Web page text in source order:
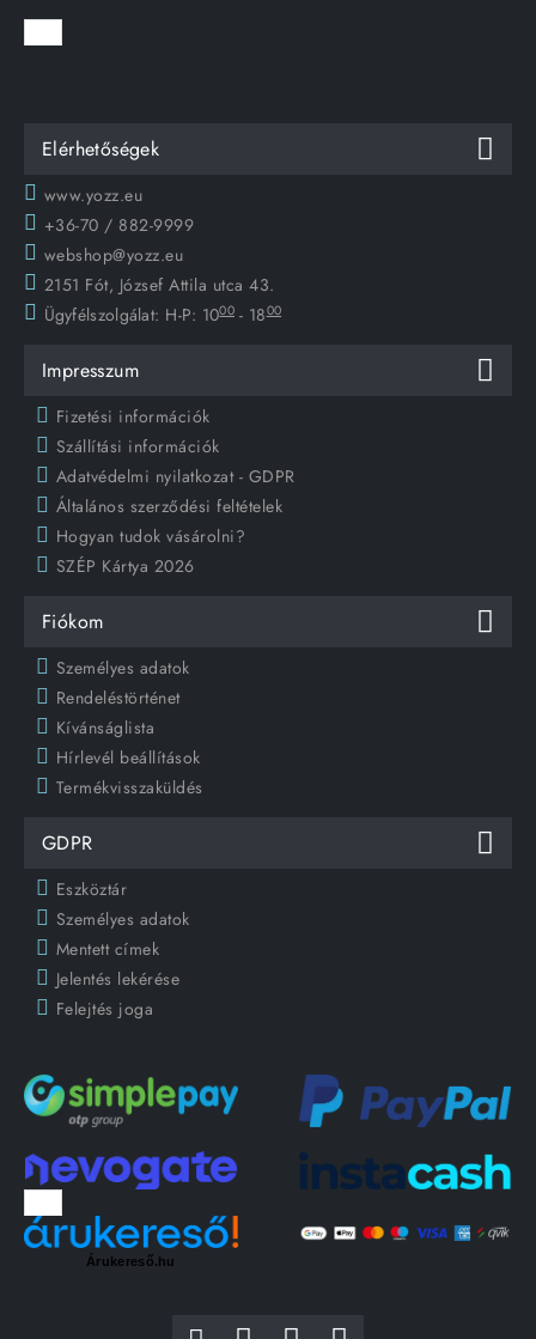
Elérhetőségek
www.yozz.eu
+36-70 / 882-9999
webshop@yozz.eu
2151 Fót, József Attila utca 43.
Ügyfélszolgálat: H-P: 1000 - 1800
Impresszum
Fizetési információk
Szállítási információk
Adatvédelmi nyilatkozat - GDPR
Általános szerződési feltételek
Hogyan tudok vásárolni?
SZÉP Kártya 2026
Fiókom
Személyes adatok
Rendeléstörténet
Kívánságlista
Hírlevél beállítások
Termékvisszaküldés
GDPR
Eszköztár
Személyes adatok
Mentett címek
Jelentés lekérése
Felejtés joga
Árukereső.hu